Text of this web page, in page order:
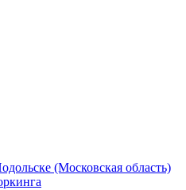
(Московская область)